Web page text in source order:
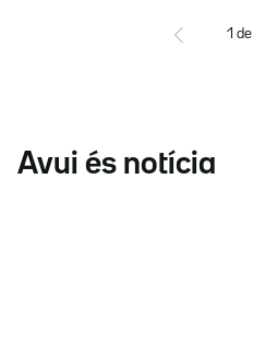
1 de
Avui és notícia